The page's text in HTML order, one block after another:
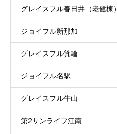
グレイスフル春日井（老健棟）
ジョイフル新那加
グレイスフル箕輪
ジョイフル名駅
グレイスフル牛山
第2サンライフ江南